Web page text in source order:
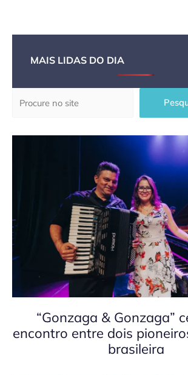
MAIS LIDAS DO DIA
“Gonzaga & Gonzaga”
encontro entre dois
brasileira